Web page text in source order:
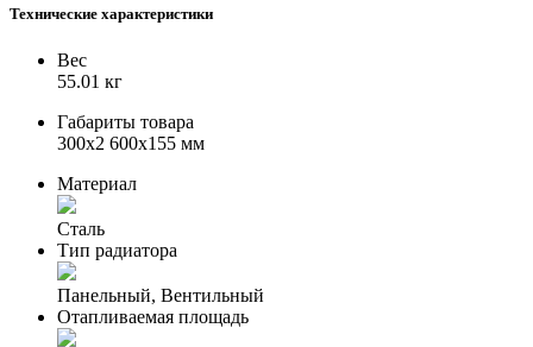
Технические характеристики
Вес
55.01 кг
Габариты товара
300x2 600x155 мм
Материал
Сталь
Тип радиатора
Панельный, Вентильный
Отапливаемая площадь